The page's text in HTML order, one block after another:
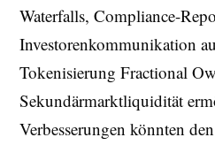
Waterfalls, Compliance-
Investorenkommunikation
Tokenisierung Fractional
Sekundärmarktliquidität
Verbesserungen könnten